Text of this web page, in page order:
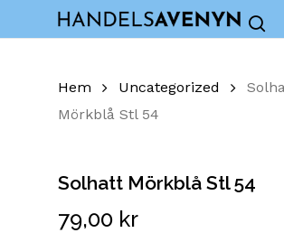
Cart
Hem Uncategorized
Mörkblå Stl 54
Solhatt Mörkblå Stl 54
79,00 kr